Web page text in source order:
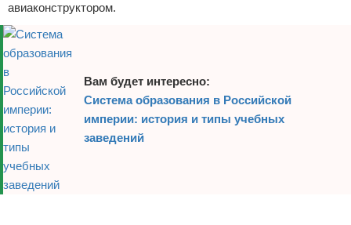
авиаконструктором.
Вам будет интересно:
Система образования в Российской
империи: история и типы учебных
заведений